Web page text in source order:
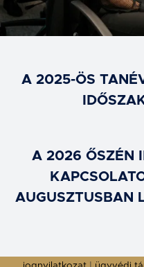
A 2025-ÖS
A 2026 ŐSZÉN
AUGUSZTUSBAN